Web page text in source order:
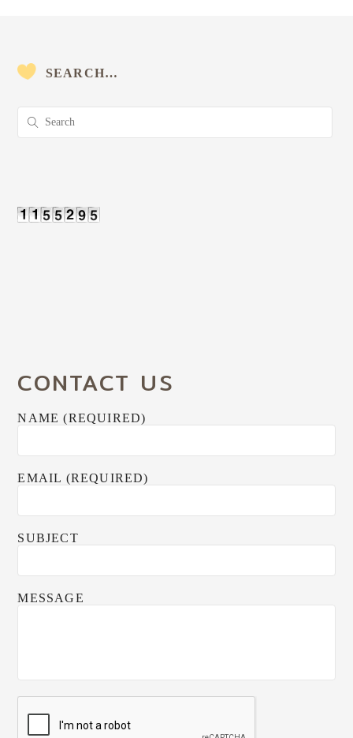
SEARCH…
CONTACT US
NAME (REQUIRED)
EMAIL (REQUIRED)
SUBJECT
MESSAGE